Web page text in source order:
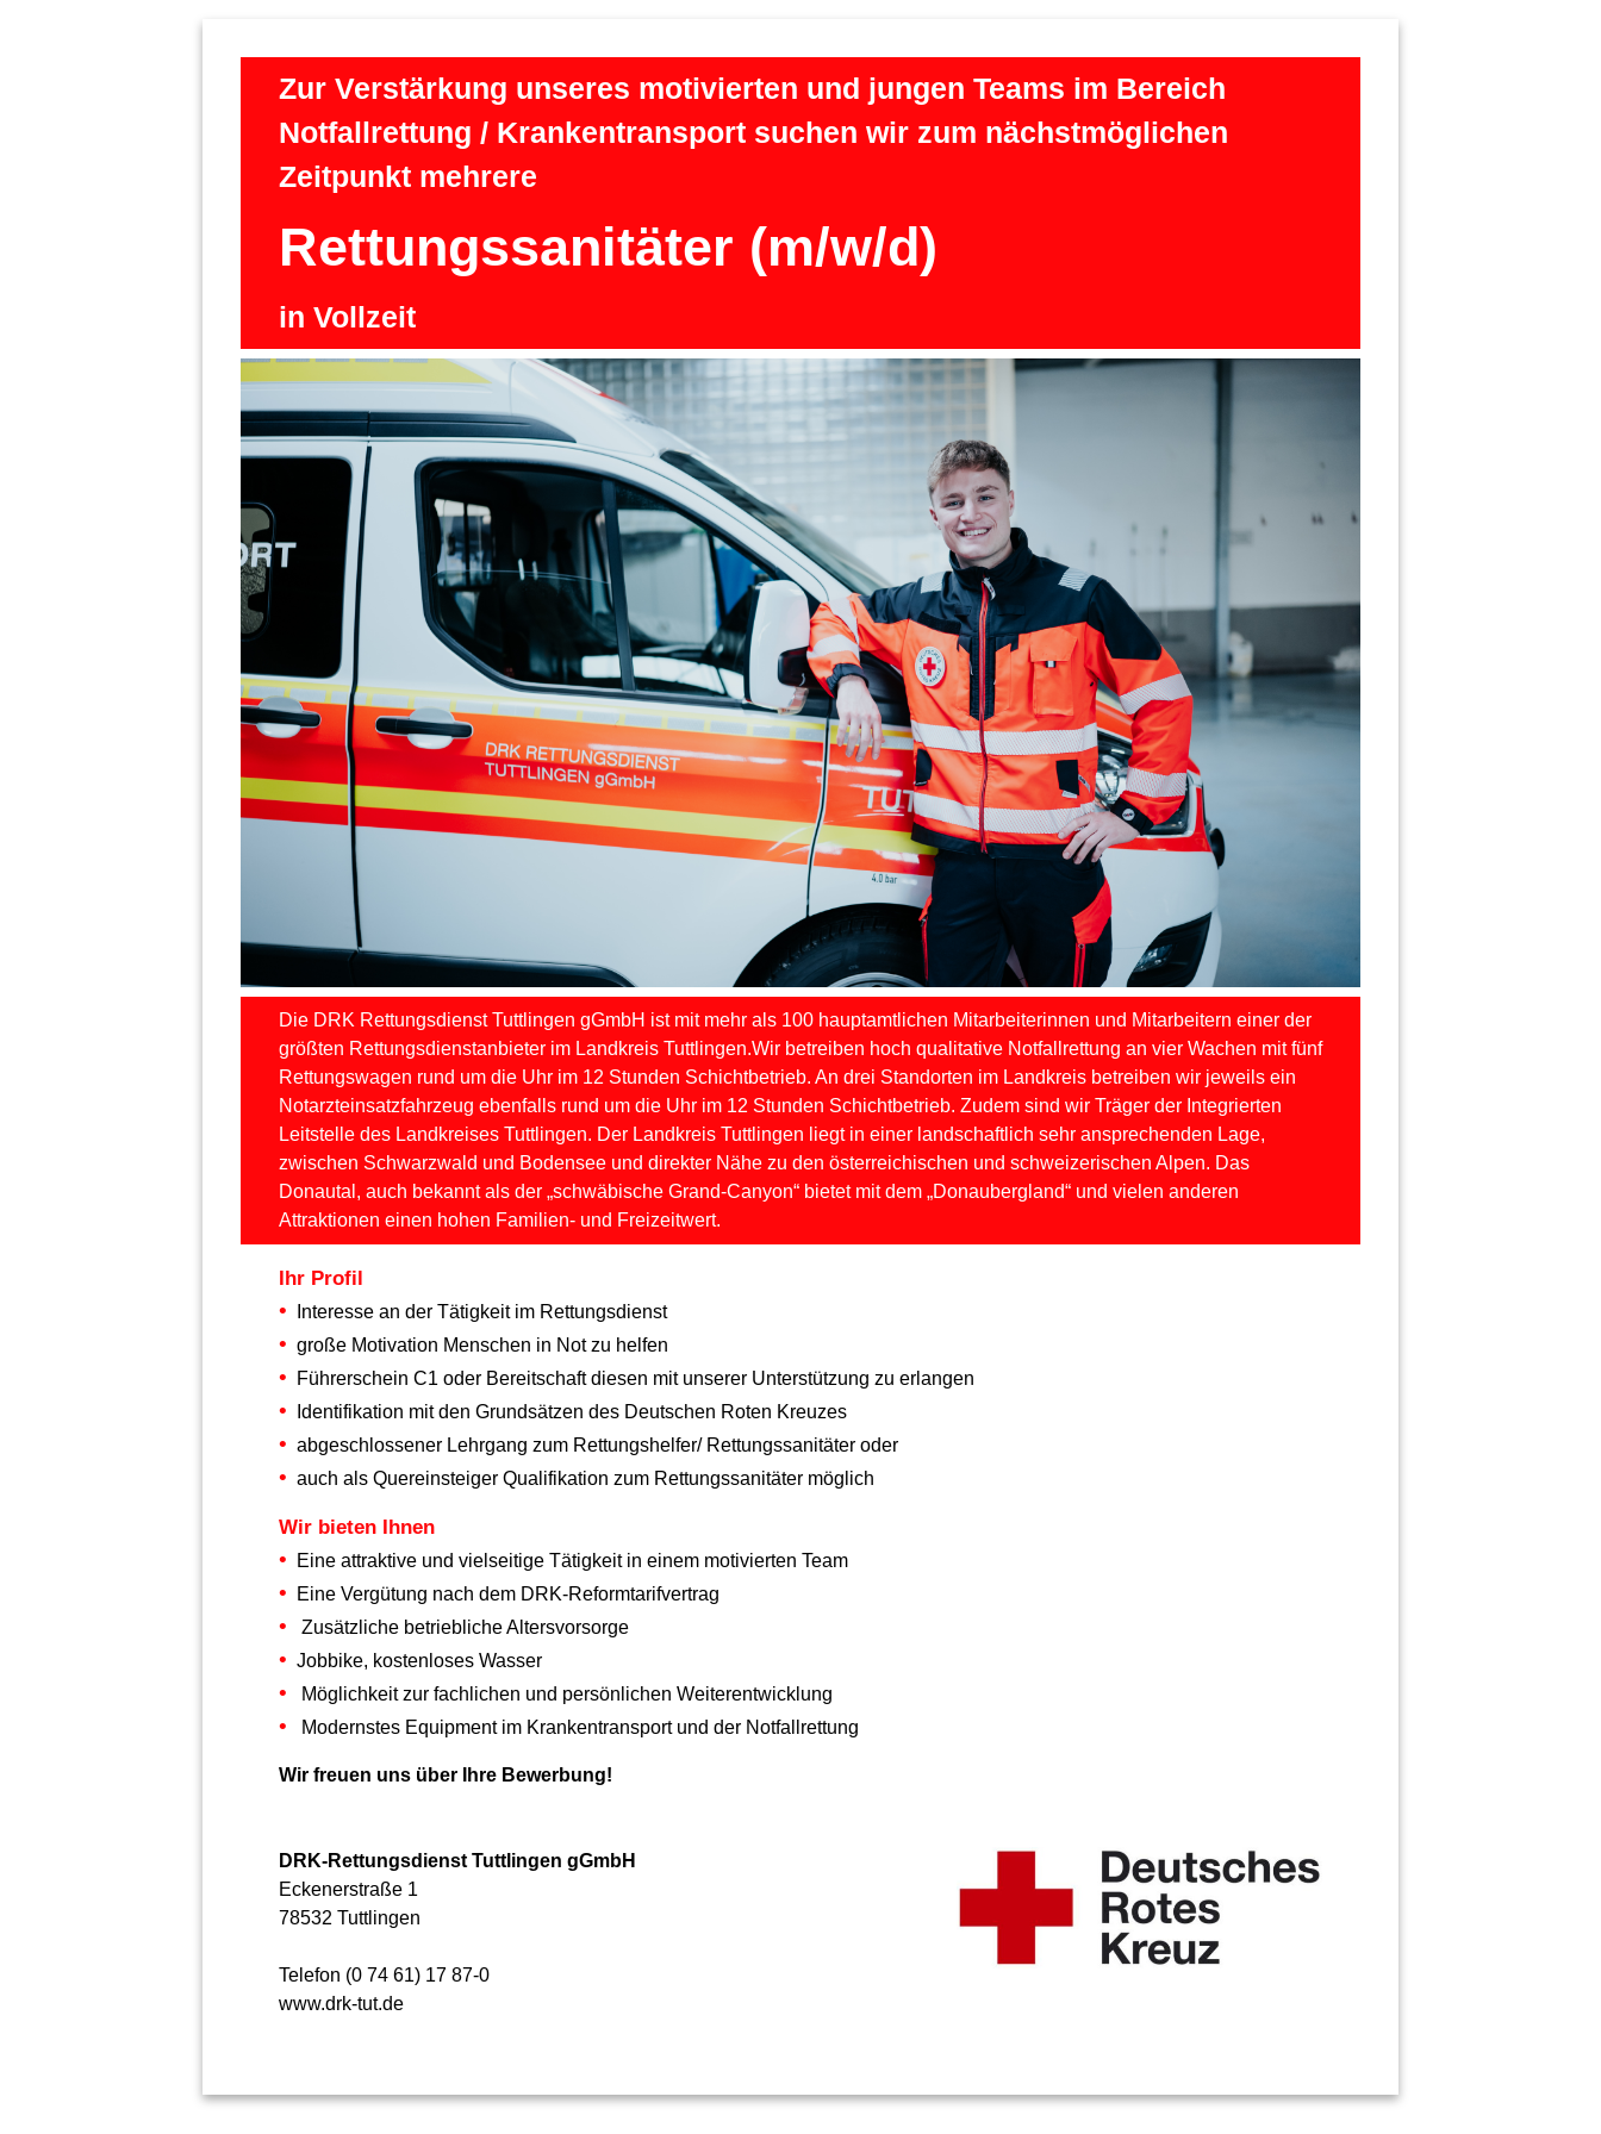
Zur Verstärkung unseres motivierten und jungen Teams im Bereich
Notfallrettung / Krankentransport suchen wir zum nächstmöglichen
Zeitpunkt mehrere
Rettungssanitäter (m/w/d)
in Vollzeit
Die DRK Rettungsdienst Tuttlingen gGmbH ist mit mehr als 100 hauptamtlichen Mitarbeiterinnen und Mitarbeitern einer der
größten Rettungsdienstanbieter im Landkreis Tuttlingen.Wir betreiben hoch qualitative Notfallrettung an vier Wachen mit fünf
Rettungswagen rund um die Uhr im 12 Stunden Schichtbetrieb. An drei Standorten im Landkreis betreiben wir jeweils ein
Notarzteinsatzfahrzeug ebenfalls rund um die Uhr im 12 Stunden Schichtbetrieb. Zudem sind wir Träger der Integrierten
Leitstelle des Landkreises Tuttlingen. Der Landkreis Tuttlingen liegt in einer landschaftlich sehr ansprechenden Lage,
zwischen Schwarzwald und Bodensee und direkter Nähe zu den österreichischen und schweizerischen Alpen. Das
Donautal, auch bekannt als der „schwäbische Grand-Canyon“ bietet mit dem „Donaubergland“ und vielen anderen
Attraktionen einen hohen Familien- und Freizeitwert.
Ihr Profil
Interesse an der Tätigkeit im Rettungsdienst
große Motivation Menschen in Not zu helfen
Führerschein C1 oder Bereitschaft diesen mit unserer Unterstützung zu erlangen
Identifikation mit den Grundsätzen des Deutschen Roten Kreuzes
abgeschlossener Lehrgang zum Rettungshelfer/ Rettungssanitäter oder
auch als Quereinsteiger Qualifikation zum Rettungssanitäter möglich
Wir bieten Ihnen
Eine attraktive und vielseitige Tätigkeit in einem motivierten Team
Eine Vergütung nach dem DRK-Reformtarifvertrag
Zusätzliche betriebliche Altersvorsorge
Jobbike, kostenloses Wasser
Möglichkeit zur fachlichen und persönlichen Weiterentwicklung
Modernstes Equipment im Krankentransport und der Notfallrettung
Wir freuen uns über Ihre Bewerbung!
DRK-Rettungsdienst Tuttlingen gGmbH
Eckenerstraße 1
78532 Tuttlingen
Telefon (0 74 61) 17 87-0
www.drk-tut.de